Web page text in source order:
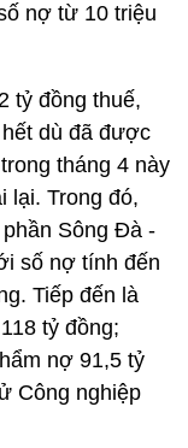
nợ từ 10 triệu
tỷ đồng thuế,
hết dù đã được
tháng 4 này
lại. Trong đó,
Sông Đà -
số nợ tính đến
Tiếp đến là
tỷ đồng;
nợ 91,5 tỷ
Công nghiệp